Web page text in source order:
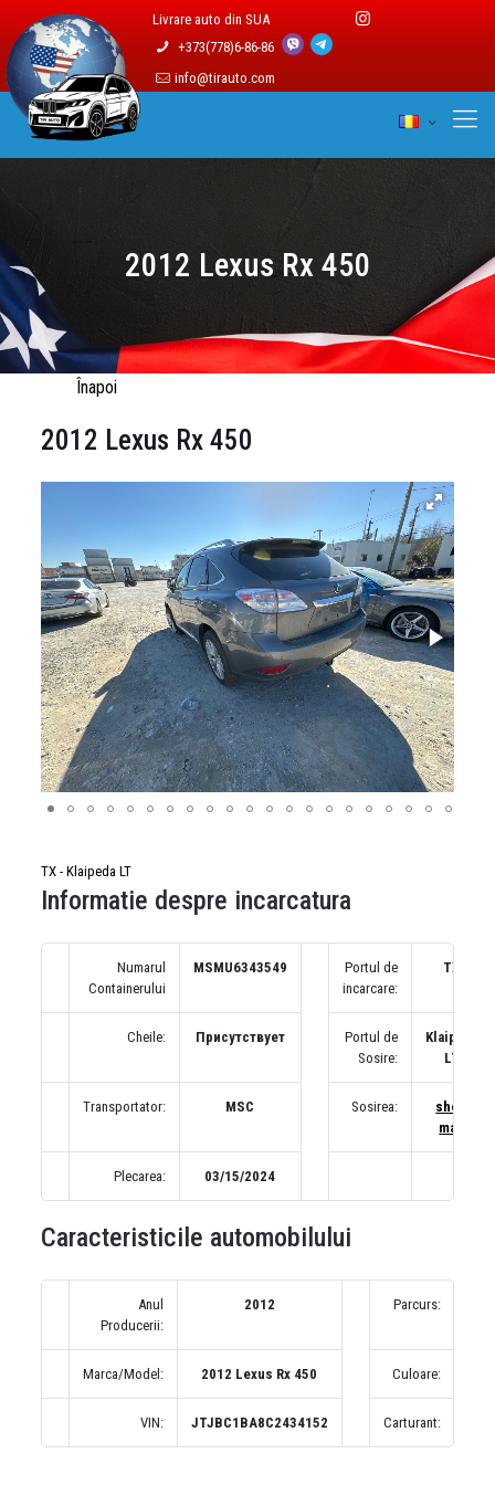
Livrare auto din SUA
+373(778)6-86-86
info@tirauto.com
2012 Lexus Rx 450
Înapoi
2012 Lexus Rx 450
TX - Klaipeda LT
Informatie despre incarcatura
Numarul
Containerului
MSMU6343549
Portul de
incarcare:
TX
Cheile: Присутствует
Portul de
Sosire:
Klaipeda
LT
Transportator: MSC Sosirea:
show
map
Plecarea: 03/15/2024
Caracteristicile automobilului
Anul
Producerii:
2012 Parcurs:
Marca/Model: 2012 Lexus Rx 450 Culoare:
VIN: JTJBC1BA8C2434152 Carturant: